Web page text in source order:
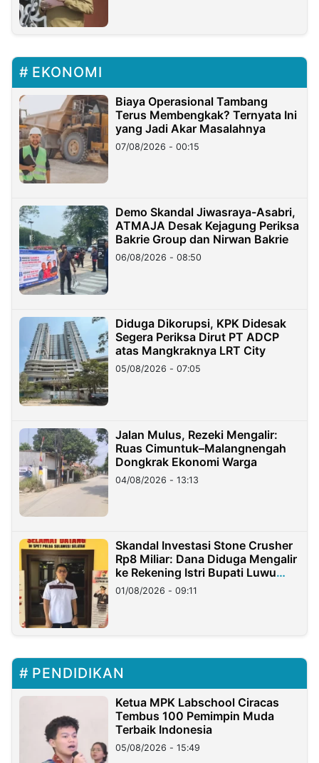
EKONOMI
Biaya Operasional Tambang
Terus Membengkak? Ternyata Ini
yang Jadi Akar Masalahnya
07/08/2026 - 00:15
Demo Skandal Jiwasraya-Asabri,
ATMAJA Desak Kejagung Periksa
Bakrie Group dan Nirwan Bakrie
06/08/2026 - 08:50
Diduga Dikorupsi, KPK Didesak
Segera Periksa Dirut PT ADCP
atas Mangkraknya LRT City
05/08/2026 - 07:05
Jalan Mulus, Rezeki Mengalir:
Ruas Cimuntuk–Malangnengah
Dongkrak Ekonomi Warga
04/08/2026 - 13:13
Skandal Investasi Stone Crusher
Rp8 Miliar: Dana Diduga Mengalir
ke Rekening Istri Bupati Luwu
Timur
01/08/2026 - 09:11
PENDIDIKAN
Ketua MPK Labschool Ciracas
Tembus 100 Pemimpin Muda
Terbaik Indonesia
05/08/2026 - 15:49